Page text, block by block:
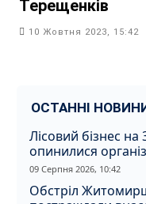
Терещенків
10 Жовтня 2023, 15:42
ОСТАННІ
Лісовий бізнес
опинилися
на Житомирщині
09 Серпня 2026, 10:42
Обстріл